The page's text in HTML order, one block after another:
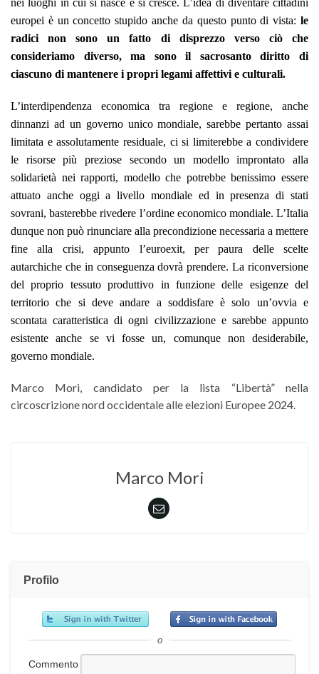
nei luoghi in cui si nasce e si cresce. L’idea di diventare cittadini
europei è un concetto stupido anche da questo punto di vista: le
radici non sono un fatto di disprezzo verso ciò che
consideriamo diverso, ma sono il sacrosanto diritto di
ciascuno di mantenere i propri legami affettivi e culturali.
L’interdipendenza economica tra regione e regione, anche
dinnanzi ad un governo unico mondiale, sarebbe pertanto assai
limitata e assolutamente residuale, ci si limiterebbe a condividere
le risorse più preziose secondo un modello improntato alla
solidarietà nei rapporti, modello che potrebbe benissimo essere
attuato anche oggi a livello mondiale ed in presenza di stati
sovrani, basterebbe rivedere l’ordine economico mondiale. L’Italia
dunque non può rinunciare alla precondizione necessaria a mettere
fine alla crisi, appunto l’euroexit, per paura delle scelte
autarchiche che in conseguenza dovrà prendere. La riconversione
del proprio tessuto produttivo in funzione delle esigenze del
territorio che si deve andare a soddisfare è solo un’ovvia e
scontata caratteristica di ogni civilizzazione e sarebbe appunto
esistente anche se vi fosse un, comunque non desiderabile,
governo mondiale.
Marco Mori, candidato per la lista “Libertà” nella
circoscrizione nord occidentale alle elezioni Europee 2024.
Marco Mori
Profilo
o
Commento